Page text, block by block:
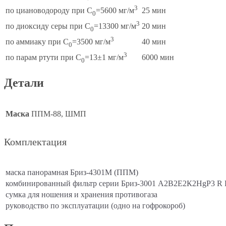
по циановодороду при С0=5600 мг/м3
25 мин
по диоксиду серы при С0=13300 мг/м3 20 мин
по аммиаку при С0=3500 мг/м3
40 мин
по парам ртути при С0=13±1 мг/м3 6000 мин
Детали
Маска ППМ-88, ШМП
Комплектация
маска панорамная Бриз-4301М (ППМ)
комбинированный фильтр серии Бриз-3001 А2В2Е2К2HgР3 R
сумка для ношения и хранения противогаза
руководство по эксплуатации (одно на гофрокороб)